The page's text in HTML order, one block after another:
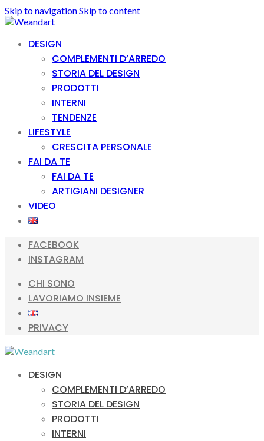
Skip to navigationSkip to content
DESIGN
COMPLEMENTI D’ARREDO
STORIA DEL DESIGN
PRODOTTI
INTERNI
TENDENZE
LIFESTYLE
CRESCITA PERSONALE
FAI DA TE
FAI DA TE
ARTIGIANI DESIGNER
VIDEO
FACEBOOK
INSTAGRAM
CHI SONO
LAVORIAMO INSIEME
PRIVACY
DESIGN
COMPLEMENTI D’ARREDO
STORIA DEL DESIGN
PRODOTTI
INTERNI